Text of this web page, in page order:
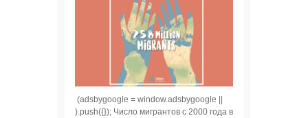
(adsbygoogle = window.adsbygoogle ||
).push({}); Число мигрантов с 2000 года в